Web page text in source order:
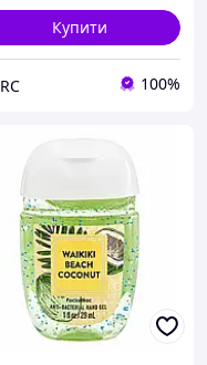
Купити
100%